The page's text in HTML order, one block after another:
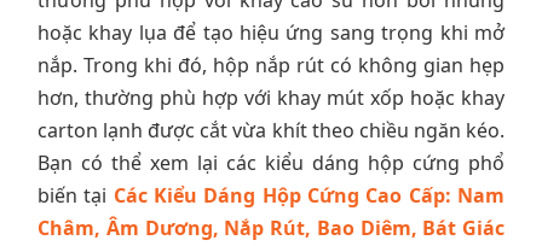
hoặc khay lụa để tạo hiệu ứng sang trọng khi mở
nắp. Trong khi đó, hộp nắp rút có không gian hẹp
hơn, thường phù hợp với khay mút xốp hoặc khay
carton lạnh được cắt vừa khít theo chiều ngăn kéo.
Bạn có thể xem lại các kiểu dáng hộp cứng phổ
biến tại Các Kiểu Dáng Hộp Cứng Cao Cấp: Nam
Châm, Âm Dương, Nắp Rút, Bao Diêm, Bát Giác